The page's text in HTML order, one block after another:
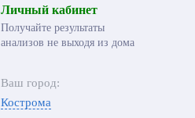
Личный кабинет
Получайте результаты
анализов не выходя из дома
Ваш город:
Кострома